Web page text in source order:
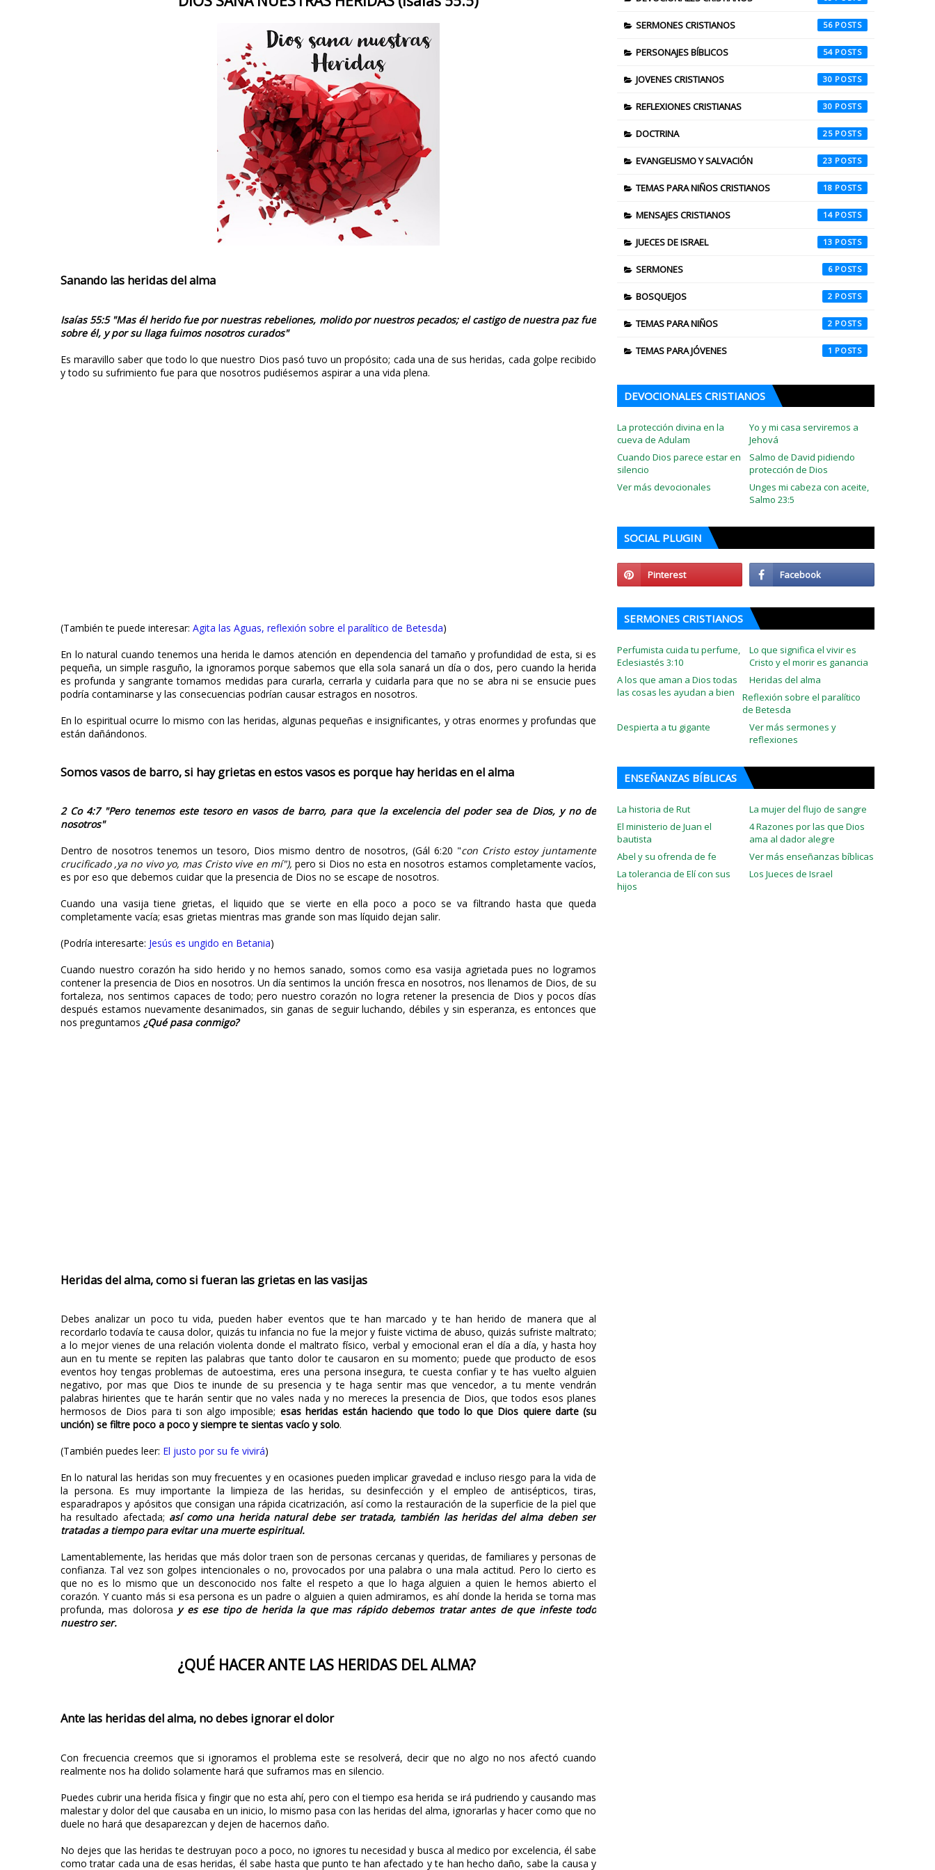
Sanando las heridas del alma
Isaías 55:5 "Mas él herido fue por nuestras rebeliones, molido por nuestros pecados; el castigo de nuestra paz fue
sobre él, y por su llaga fuimos nosotros curados"
Es maravillo saber que todo lo que nuestro Dios pasó tuvo un propósito; cada una de sus heridas, cada golpe recibido
y todo su sufrimiento fue para que nosotros pudiésemos aspirar a una vida plena.
(También te puede interesar: Agita las Aguas, reflexión sobre el paralítico de Betesda)
En lo natural cuando tenemos una herida le damos atención en dependencia del tamaño y profundidad de esta, si es
pequeña, un simple rasguño, la ignoramos porque sabemos que ella sola sanará un día o dos, pero cuando la herida
es profunda y sangrante tomamos medidas para curarla, cerrarla y cuidarla para que no se abra ni se ensucie pues
podría contaminarse y las consecuencias podrían causar estragos en nosotros.
En lo espiritual ocurre lo mismo con las heridas, algunas pequeñas e insignificantes, y otras enormes y profundas que
están dañándonos.
Somos vasos de barro, si hay grietas en estos vasos es porque hay heridas en el alma
2 Co 4:7 "Pero tenemos este tesoro en vasos de barro, para que la excelencia del poder sea de Dios, y no de
nosotros"
Dentro de nosotros tenemos un tesoro, Dios mismo dentro de nosotros, (Gál 6:20 "con Cristo estoy juntamente
crucificado ,ya no vivo yo, mas Cristo vive en mí"),pero si Dios no esta en nosotros estamos completamente vacíos,
es por eso que debemos cuidar que la presencia de Dios no se escape de nosotros.
Cuando una vasija tiene grietas, el liquido que se vierte en ella poco a poco se va filtrando hasta que queda
completamente vacía; esas grietas mientras mas grande son mas líquido dejan salir.
(Podría interesarte: Jesús es ungido en Betania)
Cuando nuestro corazón ha sido herido y no hemos sanado, somos como esa vasija agrietada pues no logramos
contener la presencia de Dios en nosotros. Un día sentimos la unción fresca en nosotros, nos llenamos de Dios, de su
fortaleza, nos sentimos capaces de todo; pero nuestro corazón no logra retener la presencia de Dios y pocos días
después estamos nuevamente desanimados, sin ganas de seguir luchando, débiles y sin esperanza, es entonces que
nos preguntamos ¿Qué pasa conmigo?
Heridas del alma, como si fueran las grietas en las vasijas
Debes analizar un poco tu vida, pueden haber eventos que te han marcado y te han herido de manera que al
recordarlo todavía te causa dolor, quizás tu infancia no fue la mejor y fuiste victima de abuso, quizás sufriste maltrato;
a lo mejor vienes de una relación violenta donde el maltrato físico, verbal y emocional eran el día a día, y hasta hoy
aun en tu mente se repiten las palabras que tanto dolor te causaron en su momento; puede que producto de esos
eventos hoy tengas problemas de autoestima, eres una persona insegura, te cuesta confiar y te has vuelto alguien
negativo, por mas que Dios te inunde de su presencia y te haga sentir mas que vencedor, a tu mente vendrán
palabras hirientes que te harán sentir que no vales nada y no mereces la presencia de Dios, que todos esos planes
hermosos de Dios para ti son algo imposible; esas heridas están haciendo que todo lo que Dios quiere darte (su
unción) se filtre poco a poco y siempre te sientas vacío y solo.
(También puedes leer: El justo por su fe vivirá)
En lo natural las heridas son muy frecuentes y en ocasiones pueden implicar gravedad e incluso riesgo para la vida de
la persona. Es muy importante la limpieza de las heridas, su desinfección y el empleo de antisépticos, tiras,
esparadrapos y apósitos que consigan una rápida cicatrización, así como la restauración de la superficie de la piel que
ha resultado afectada; así como una herida natural debe ser tratada, también las heridas del alma deben ser
tratadas a tiempo para evitar una muerte espiritual.
Lamentablemente, las heridas que más dolor traen son de personas cercanas y queridas, de familiares y personas de
confianza. Tal vez son golpes intencionales o no, provocados por una palabra o una mala actitud. Pero lo cierto es
que no es lo mismo que un desconocido nos falte el respeto a que lo haga alguien a quien le hemos abierto el
corazón. Y cuanto más si esa persona es un padre o alguien a quien admiramos, es ahí donde la herida se torna mas
profunda, mas dolorosa y es ese tipo de herida la que mas rápido debemos tratar antes de que infeste todo
nuestro ser.
¿QUÉ HACER ANTE LAS HERIDAS DEL ALMA?
Ante las heridas del alma, no debes ignorar el dolor
Con frecuencia creemos que si ignoramos el problema este se resolverá, decir que no algo no nos afectó cuando
realmente nos ha dolido solamente hará que suframos mas en silencio.
Puedes cubrir una herida física y fingir que no esta ahí, pero con el tiempo esa herida se irá pudriendo y causando mas
malestar y dolor del que causaba en un inicio, lo mismo pasa con las heridas del alma, ignorarlas y hacer como que no
duele no hará que desaparezcan y dejen de hacernos daño.
No dejes que las heridas te destruyan poco a poco, no ignores tu necesidad y busca al medico por excelencia, él sabe
como tratar cada una de esas heridas, él sabe hasta que punto te han afectado y te han hecho daño, sabe la causa y
SERMONES CRISTIANOS 56
PERSONAJES BÍBLICOS 54
JOVENES CRISTIANOS 30
REFLEXIONES CRISTIANAS 30
DOCTRINA 25
EVANGELISMO Y SALVACIÓN 23
TEMAS PARA NIÑOS CRISTIANOS 18
MENSAJES CRISTIANOS 14
JUECES DE ISRAEL 13
SERMONES 6
BOSQUEJOS 2
TEMAS PARA NIÑOS 2
TEMAS PARA JÓVENES 1
DEVOCIONALES CRISTIANOS
La protección divina en la
cueva de Adulam
Yo y mi casa serviremos a
Jehová
Cuando Dios parece estar en
silencio
Salmo de David pidiendo
protección de Dios
Ver más devocionales
Unges mi cabeza con aceite,
Salmo 23:5
SOCIAL PLUGIN
SERMONES CRISTIANOS
Perfumista cuida tu perfume,
Eclesiastés 3:10
Lo que significa el vivir es
Cristo y el morir es ganancia
A los que aman a Dios todas
las cosas les ayudan a bien
Heridas del alma
Reflexión sobre el paralítico
de Betesda
Ver más sermones y
reflexiones
Despierta a tu gigante
ENSEÑANZAS BÍBLICAS
La historia de Rut
La mujer del flujo de sangre
El ministerio de Juan el
bautista
4 Razones por las que Dios
ama al dador alegre
Abel y su ofrenda de fe
Ver más enseñanzas bíblicas
La tolerancia de Elí con sus
hijos
Los Jueces de Israel